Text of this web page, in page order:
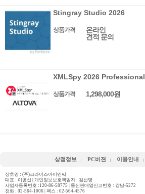
Stingray Studio 2026
상품가격
온라인
견적 문의
XMLSpy 2026 Professional
상품가격 1,298,000원
상점정보 PC버젼 이용안내
상호명 : (주)크라이스아이앤씨
대표 : 이영섭 | 개인정보보호책임자 : 김선영
사업자등록번호 :120-86-58775 | 통신판매업신고번호 : 강남-5272
전화 : 02-564-1006 | 팩스 : 02-564-4576